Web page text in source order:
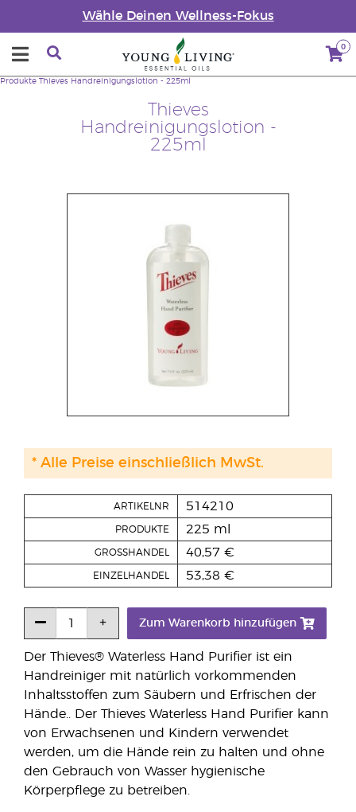
Wähle Deinen Wellness-Fokus
0
Thieves
Handreinigungslotion -
225ml
Produkte Thieves Handreinigungslotion - 225ml
Der Thieves® Waterless Hand Purifier ist ein
Handreiniger mit natürlich vorkommenden
Inhaltsstoffen zum Säubern und Erfrischen der
Hände.. Der Thieves Waterless Hand Purifier kann
von Erwachsenen und Kindern verwendet
werden, um die Hände rein zu halten und ohne
den Gebrauch von Wasser hygienische
Körperpflege zu betreiben.
ARTIKELNR 514210
PRODUKTE 225 ml
GROSSHANDEL 40,57 €
EINZELHANDEL 53,38 €
Zum Warenkorb hinzufügen
* Alle Preise einschließlich MwSt.